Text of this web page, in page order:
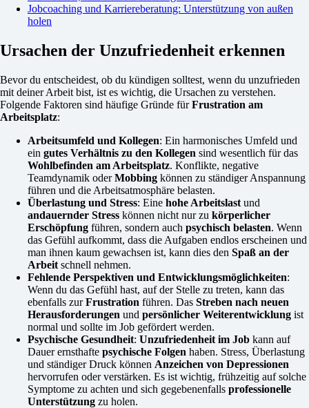
Jobcoaching und Karriereberatung: Unterstützung von außen
holen
Ursachen der Unzufriedenheit erkennen
Bevor du entscheidest, ob du kündigen solltest, wenn du unzufrieden
mit deiner Arbeit bist, ist es wichtig, die Ursachen zu verstehen.
Folgende Faktoren sind häufige Gründe fürFrustration am
Arbeitsplatz:
Arbeitsumfeld und Kollegen: Ein harmonisches Umfeld und
ein gutes Verhältnis zu den Kollegen sind wesentlich für das
Wohlbefinden am Arbeitsplatz. Konflikte, negative
Teamdynamik oderMobbing können zu ständiger Anspannung
führen und die Arbeitsatmosphäre belasten.
Überlastung und Stress: Eine hohe Arbeitslast und
andauernder Stress können nicht nur zu körperlicher
Erschöpfung führen, sondern auch psychisch belasten. Wenn
das Gefühl aufkommt, dass die Aufgaben endlos erscheinen und
man ihnen kaum gewachsen ist, kann dies den Spaß an der
Arbeit schnell nehmen.
Fehlende Perspektiven und Entwicklungsmöglichkeiten:
Wenn du das Gefühl hast, auf der Stelle zu treten, kann das
ebenfalls zurFrustration führen. Das Streben nach neuen
Herausforderungen und persönlicher Weiterentwicklung ist
normal und sollte im Job gefördert werden.
Psychische Gesundheit: Unzufriedenheit im Job kann auf
Dauer ernsthafte psychische Folgen haben. Stress, Überlastung
und ständiger Druck können Anzeichen von Depressionen
hervorrufen oder verstärken. Es ist wichtig, frühzeitig auf solche
Symptome zu achten und sich gegebenenfalls professionelle
Unterstützung zu holen.